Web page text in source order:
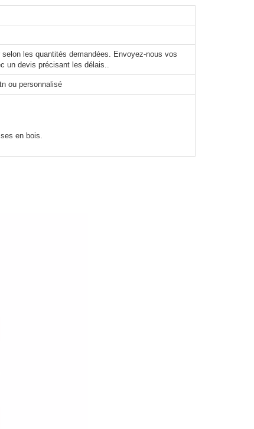
les quantités demandées. Envoyez-nous vos
un devis précisant les délais..
ou personnalisé
en bois.